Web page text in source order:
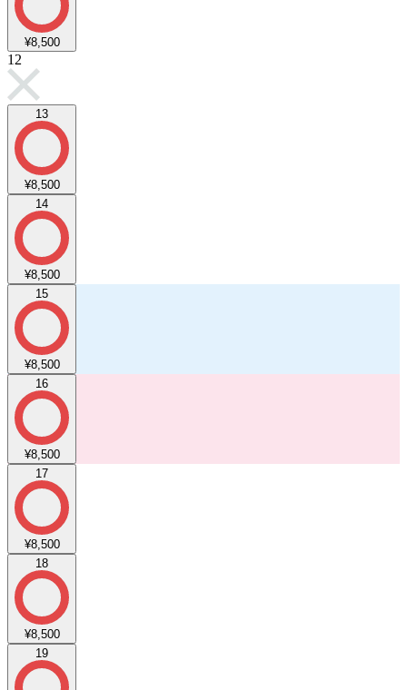
¥8,500
12
13
¥8,500
14
¥8,500
15
¥8,500
16
¥8,500
17
¥8,500
18
¥8,500
19